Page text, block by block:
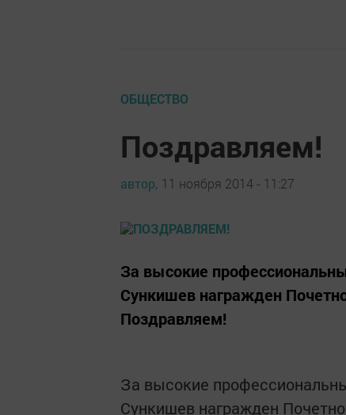
ОБЩЕСТВО
Поздравляем!
автор, 11 ноября 2014 - 11:27
За высокие
Сункишев награжден
Поздравляем!
За высокие
Сункишев награжден